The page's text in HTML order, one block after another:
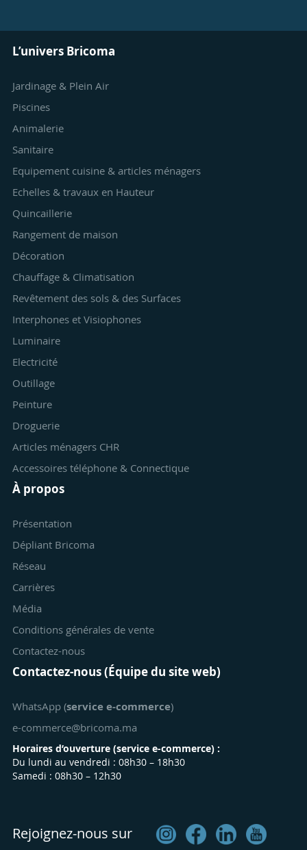
L’univers Bricoma
Jardinage & Plein Air
Piscines
Animalerie
Sanitaire
Equipement cuisine & articles ménagers
Echelles & travaux en Hauteur
Quincaillerie
Rangement de maison
Décoration
Chauffage & Climatisation
Revêtement des sols & des Surfaces
Interphones et Visiophones
Luminaire
Electricité
Outillage
Peinture
Droguerie
Articles ménagers CHR
Accessoires téléphone & Connectique
À propos
Présentation
Dépliant Bricoma
Réseau
Carrières
Média
Conditions générales de vente
Contactez-nous
Contactez-nous (Équipe du site web)
WhatsApp (service e-commerce)
e-commerce@bricoma.ma
Horaires d’ouverture (service e-commerce) :
Du lundi au vendredi : 08h30 – 18h30
Samedi : 08h30 – 12h30
Rejoignez-nous sur